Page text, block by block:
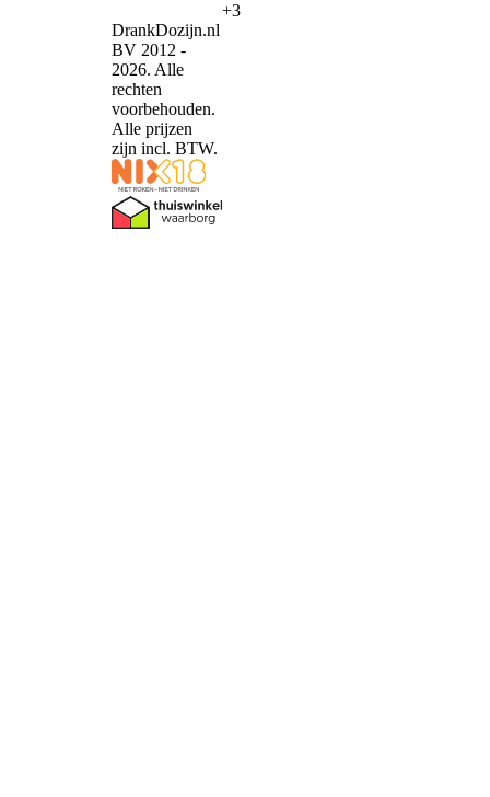
+3
DrankDozijn.nl
BV 2012 -
2026. Alle
rechten
voorbehouden.
Alle prijzen
zijn incl. BTW.